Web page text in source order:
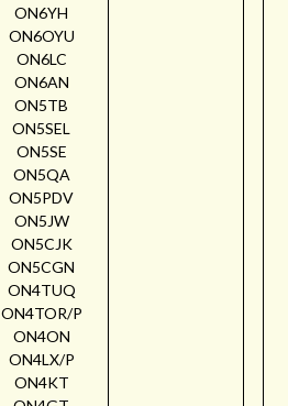
ON6YH
ON6OYU
ON6LC
ON6AN
ON5TB
ON5SEL
ON5SE
ON5QA
ON5PDV
ON5JW
ON5CJK
ON5CGN
ON4TUQ
ON4TOR/P
ON4ON
ON4LX/P
ON4KT